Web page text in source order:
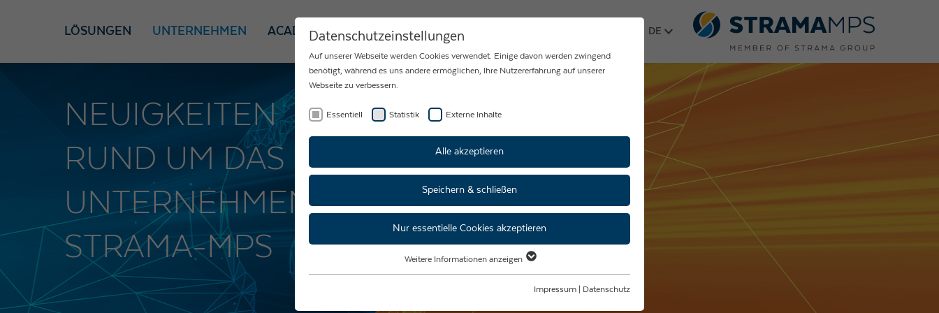
LÖSUNGEN UNTERNEHMEN ACADEMY KARRIERE NEWS
NEUIGKEITEN
RUND UM DAS
UNTERNEHMEN
STRAMA-MPS
Datenschutzeinstellungen
Auf unserer Webseite werden Cookies verwendet. Einige davon werden zwingend
benötigt, während es uns andere ermöglichen, Ihre Nutzererfahrung auf unserer
Webseite zu verbessern.
Essentiell Statistik Externe Inhalte
Alle akzeptieren
Speichern & schließen
Nur essentielle Cookies akzeptieren
Essentielle Cookies werden für grundlegende Funktionen der Webseite benötigt.
Weitere Informationen anzeigen
Impressum Datenschutz